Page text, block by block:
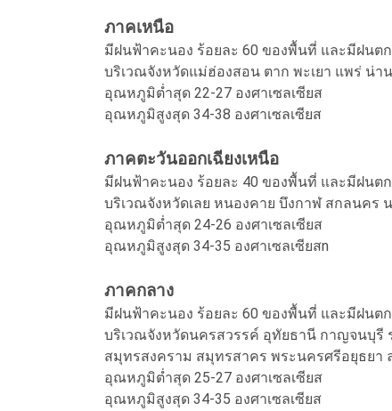
ภาคเหนือ
มีฝนฟ้าคะนอง ร้อยละ 60 ของพื้นที่ และมีฝนต
บริเวณจังหวัดแม่ฮ่องสอน ตาก พะเยา แพร่ น่
อุณหภูมิต่ำสุด 22-27 องศาเซลเซียส
อุณหภูมิสูงสุด 34-38 องศาเซลเซียส
ภาคตะวันออกเฉียงเหนือ
มีฝนฟ้าคะนอง ร้อยละ 40 ของพื้นที่ และมีฝนต
บริเวณจังหวัดเลย หนองคาย บึงกาฬ สกลนค
อุณหภูมิต่ำสุด 24-26 องศาเซลเซียส
อุณหภูมิสูงสุด 34-35 องศาเซลเซียสn
ภาคกลาง
มีฝนฟ้าคะนอง ร้อยละ 60 ของพื้นที่ และมีฝนต
บริเวณจังหวัดนครสวรรค์ อุทัยธานี กาญจนบุรี
สมุทรสงคราม สมุทรสาคร พระนครศรีอยุธยา
อุณหภูมิต่ำสุด 25-27 องศาเซลเซียส
อุณหภูมิสูงสุด 34-35 องศาเซลเซียส